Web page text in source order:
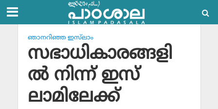
ഞാനറിഞ്ഞ ഇസ്‌ലാം
സഭാധികാരങ്ങളി
ല്‍ നിന്ന് ഇസ്
ലാമിലേക്ക്